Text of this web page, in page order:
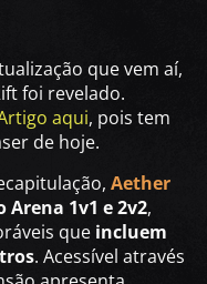
que vem aí,
foi revelado.
aqui, pois tem
de hoje.
Aether
Arena 1v1 e 2v2,
que incluem
. Acessível através